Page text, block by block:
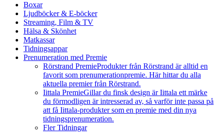
Boxar
Ljudböcker & E-böcker
Streaming, Film & TV
Hälsa & Skönhet
Matkassar
Tidningsappar
Prenumeration med Premie
Rörstrand PremieProdukter från Rörstrand är alltid en
favorit som prenumerationpremie. Här hittar du alla
aktuella premier från Rörstrand.
Iittala PremieGillar du finsk design är Iittala ett märke
du förmodligen är intresserad av, så varför inte passa på
att få Iittala-produkter som en premie med din nya
tidningsprenumeration.
Fler Tidningar